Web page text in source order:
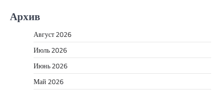
Архив
Август 2026
Июль 2026
Июнь 2026
Май 2026